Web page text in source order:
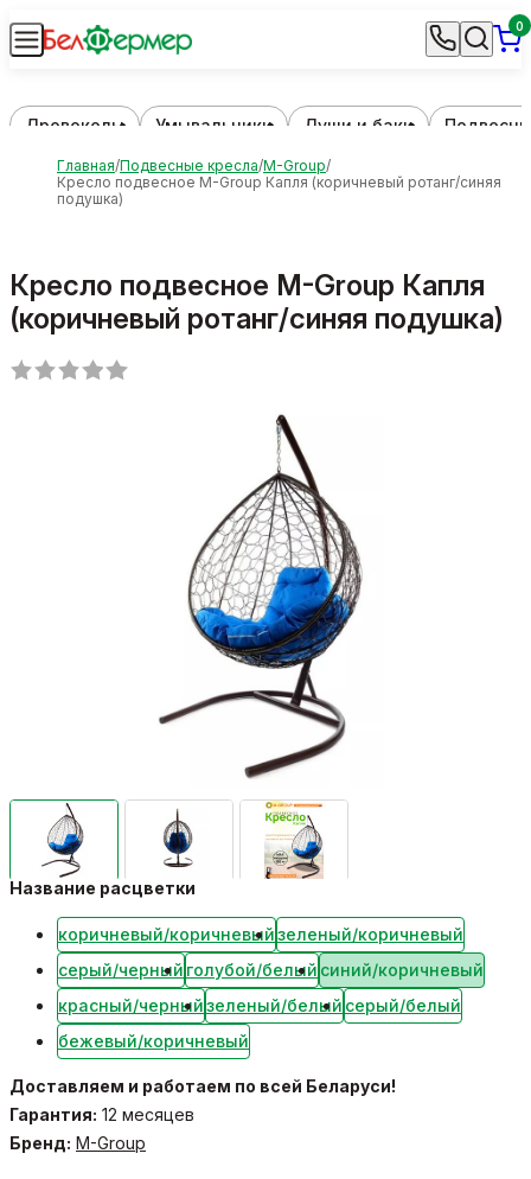
0
Дровоколы Умывальники Души и баки
Главная Подвесные кресла M-Group
Кресло подвесное M-Group Капля (коричневый ротанг/синяя
подушка)
Кресло подвесное M-Group Капля
(коричневый ротанг/синяя подушка)
Название расцветки
коричневый/коричневыйзеленый/коричневый
серый/черный голубой/белый синий/коричневый
красный/черныйзеленый/белый серый/белый
бежевый/коричневый
Доставляем и работаем по всей Беларуси!
Гарантия: 12 месяцев
Бренд: M-Group